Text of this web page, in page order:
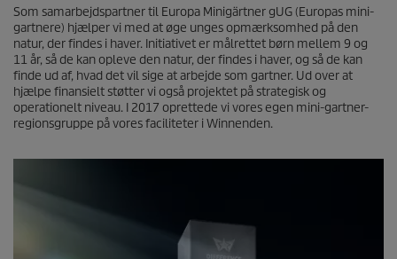
Som samarbejdspartner til Europa Minigärtner gUG (Europas mini-
gartnere) hjælper vi med at øge unges opmærksomhed på den
natur, der findes i haver. Initiativet er målrettet børn mellem 9 og
11 år, så de kan opleve den natur, der findes i haver, og så de kan
finde ud af, hvad det vil sige at arbejde som gartner. Ud over at
hjælpe finansielt støtter vi også projektet på strategisk og
operationelt niveau. I 2017 oprettede vi vores egen mini-gartner-
regionsgruppe på vores faciliteter i Winnenden.